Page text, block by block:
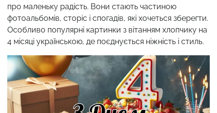
про маленьку радість. Вони стають частиною
фотоальбомів, сторіс і спогадів, які хочеться зберегти.
Особливо популярні картинки з вітанням хлопчику на
4 місяці українською, де поєднується ніжність і стиль.